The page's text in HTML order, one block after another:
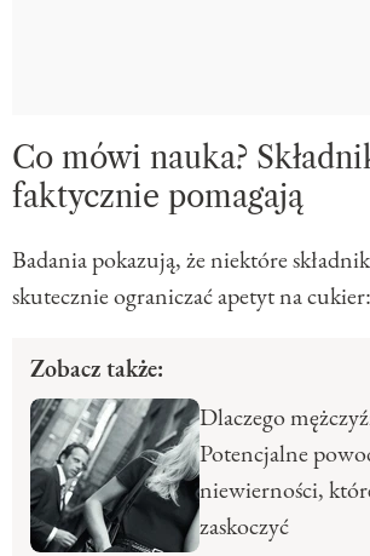
Co mówi nauka?
faktycznie pomagają
Badania pokazują, że niektóre
skutecznie ograniczać apetyt na cukier:
Zobacz także:
Dlaczego
Potencjalne
niewierności,
zaskoczyć